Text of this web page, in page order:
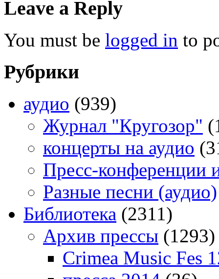
Leave a Reply
You must be logged in to
Рубрики
аудио (939)
Журнал "Кругозор"
концерты на аудио
Пресс-конференции
Разные песни (аудио)
Библиотека (2311)
Архив прессы (1293)
Crimea Music Fes